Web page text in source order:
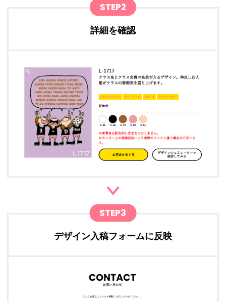
STEP2
詳細を確認
STEP3
デザイン入稿フォームに反映